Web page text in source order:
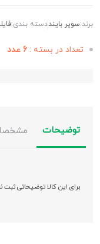
برند:سوپر باینددسته بندی:
تعداد در بسته : 6 عدد
توضیحات
برای این کالا توضیحاتی